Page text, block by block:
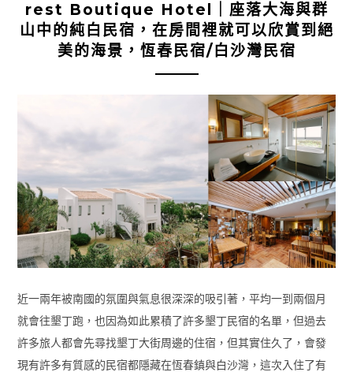
rest Boutique Hotel｜座落大海與群
山中的純白民宿，在房間裡就可以欣賞到絕
美的海景，恆春民宿/白沙灣民宿
近一兩年被南國的氛圍與氣息很深深的吸引著，平均一到兩個月
就會往墾丁跑，也因為如此累積了許多墾丁民宿的名單，但過去
許多旅人都會先尋找墾丁大街周邊的住宿，但其實住久了，會發
現有許多有質感的民宿都隱藏在恆春鎮與白沙灣，這次入住了有